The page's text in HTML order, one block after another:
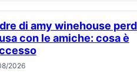
con le amiche: cosa è
2026